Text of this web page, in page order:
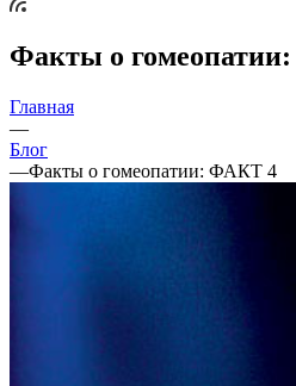
Факты о
Главная
—
Блог
—Факты о гомеопатии: ФАКТ 4